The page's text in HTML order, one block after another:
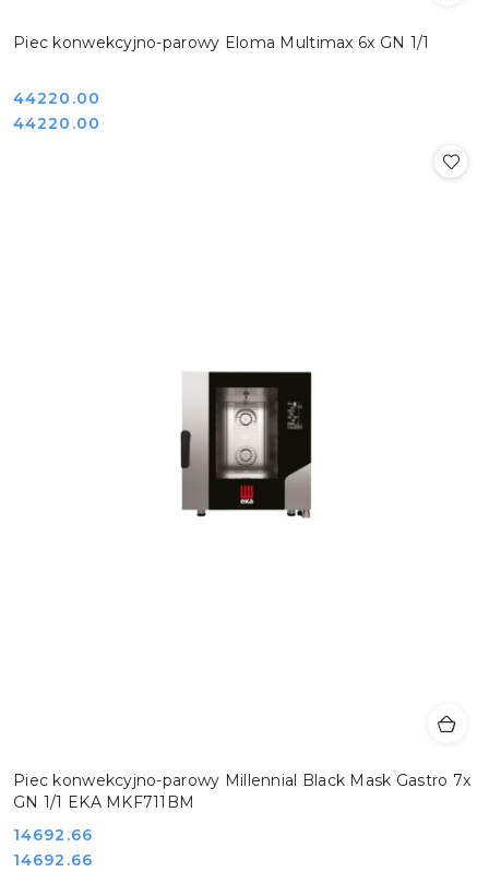
Piec konwekcyjno-parowy Eloma Multimax 6x GN 1/1
Cena:
44220.00
Cena:
44220.00
Piec konwekcyjno-parowy Millennial Black Mask Gastro 7x
GN 1/1 EKA MKF711BM
Cena:
14692.66
Cena:
14692.66